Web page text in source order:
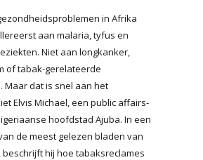
in Afrika
aan malaria, tyfus en
Niet aan longkanker,
of tabak-gerelateerde
Maar dat is snel aan het
Elvis Michael, een public affairs-
hoofdstad Ajuba. In een
de meest gelezen bladen van
, beschrijft hij hoe tabaksreclames